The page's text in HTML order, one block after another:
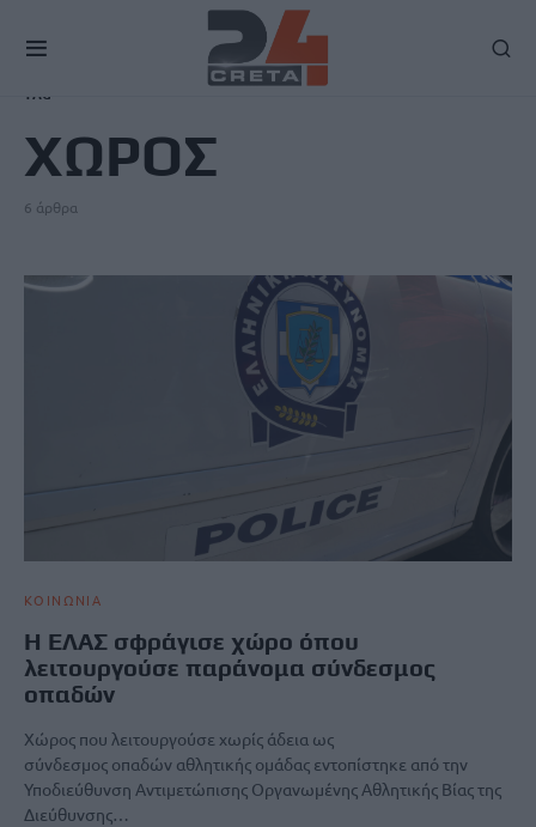
TAG
ΧΩΡΟΣ
6 άρθρα
ΚΟΙΝΩΝΙΑ
Η ΕΛΑΣ σφράγισε χώρο όπου
λειτουργούσε παράνομα σύνδεσμος
οπαδών
Χώρος που λειτουργούσε χωρίς άδεια ως
σύνδεσμος οπαδών αθλητικής ομάδας εντοπίστηκε από την
Υποδιεύθυνση Αντιμετώπισης Οργανωμένης Αθλητικής Βίας της
Διεύθυνσης…